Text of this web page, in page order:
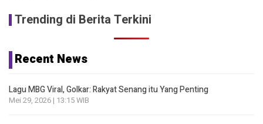
Trending di Berita Terkini
Recent News
Lagu MBG Viral, Golkar: Rakyat Senang itu Yang Penting
Mei 29, 2026 | 13:15 WIB